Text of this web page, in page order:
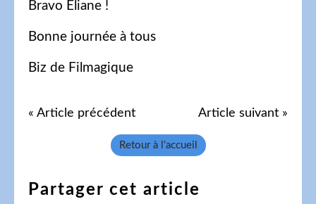
Bravo Eliane !
Bonne journée à tous
Biz de Filmagique
« Article précédent Article suivant »
Retour à l'accueil
Partager cet article